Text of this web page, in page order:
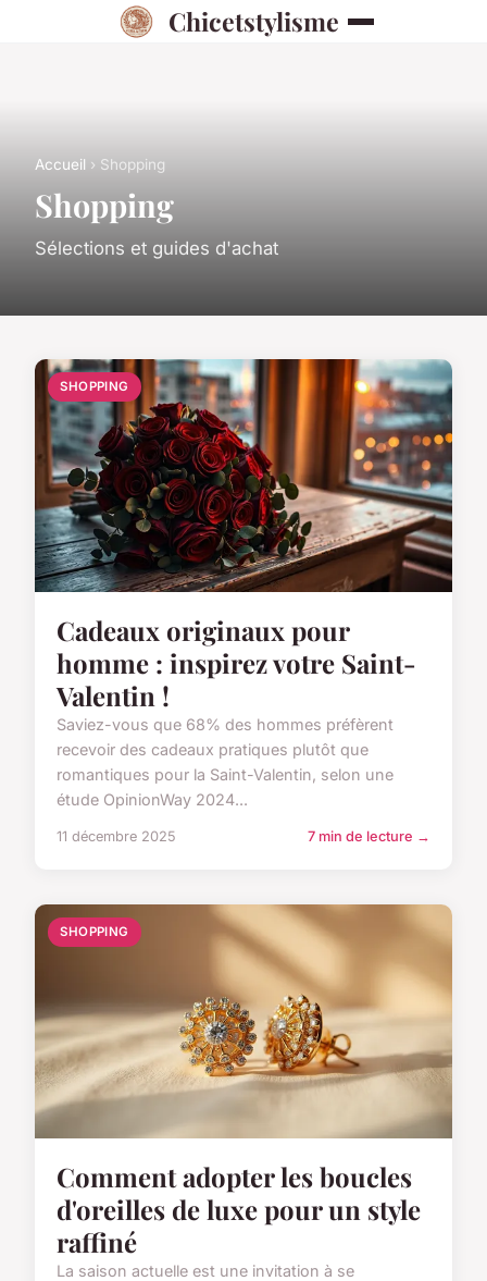
Chicetstylisme
Accueil › Shopping
Shopping
Sélections et guides d'achat
SHOPPING
Cadeaux originaux pour
homme : inspirez votre Saint-
Valentin !
Saviez-vous que 68% des hommes préfèrent
recevoir des cadeaux pratiques plutôt que
romantiques pour la Saint-Valentin, selon une
étude OpinionWay 2024...
11 décembre 2025 7 min de lecture →
SHOPPING
Comment adopter les boucles
d'oreilles de luxe pour un style
raffiné
La saison actuelle est une invitation à se